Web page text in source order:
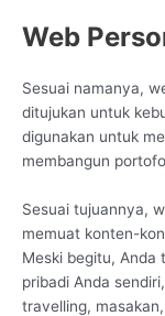
Web
Sesuai namanya,
ditujukan untuk
digunakan untuk
membangun
Sesuai tujuannya,
memuat konten-
Meski begitu, Anda
pribadi Anda
travelling,